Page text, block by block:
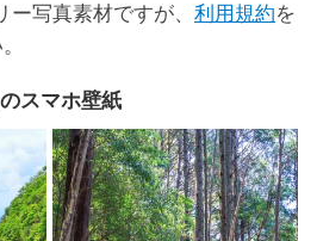
写真素材ですが、 利用規約を
スマホ壁紙